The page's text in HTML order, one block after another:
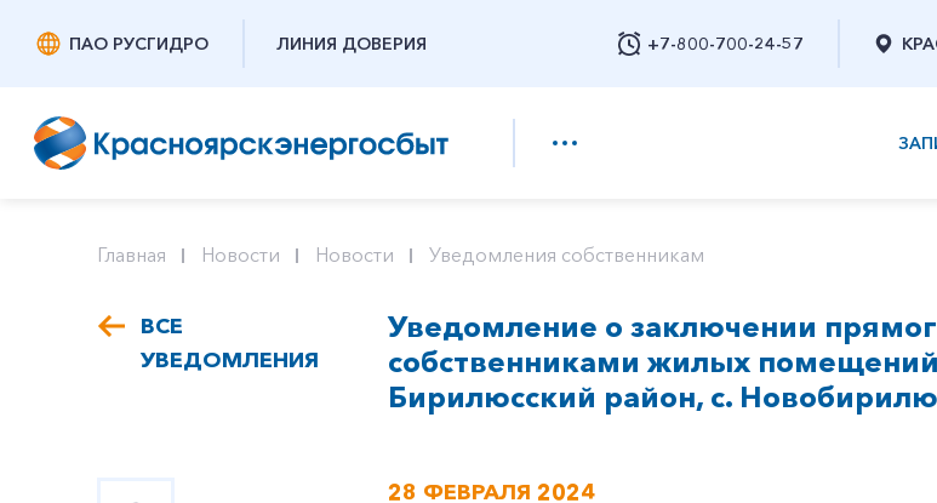
ПАО РУСГИДРО ЛИНИЯ ДОВЕРИЯ +7-800-700-24-57
Заказать обратный звонок
Главная Новости Новости Уведомления собственникам
ВСЕ
УВЕДОМЛЕНИЯ
Уведомление о заключении
собственниками жилых
Бирилюсский район, с.
28 ФЕВРАЛЯ 2024